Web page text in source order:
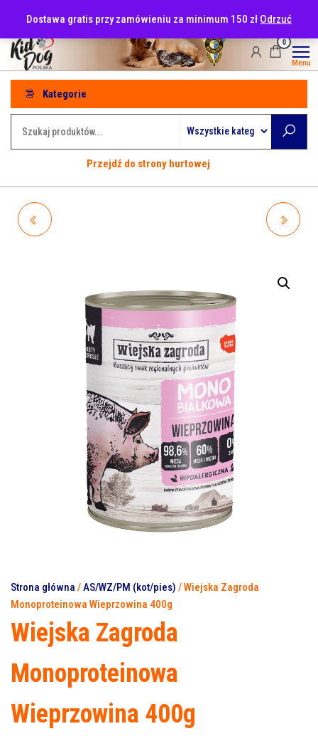
treści
Dostawa gratis przy zamówieniu za minimum 150 zł Odrzuć
0
Menu
Kategorie
Przejdź do strony hurtowej
WIEPRZOWINA 200G WOŁOWINA 200G
Strona główna /AS/WZ/PM (kot/pies) / Wiejska Zagroda
Monoproteinowa Wieprzowina 400g
Wiejska Zagroda
Monoproteinowa
Wieprzowina 400g